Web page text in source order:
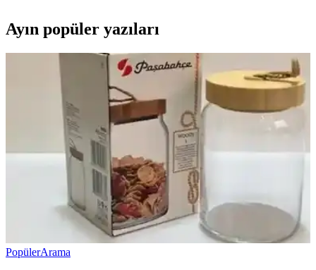
Ayın popüler yazıları
PopülerArama